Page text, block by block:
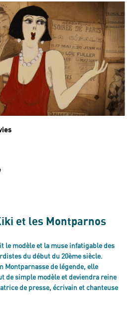
et les Montparnos
le modèle et la muse infatigable des
du début du 20ème siècle.
Montparnasse de légende, elle
de simple modèle et deviendra reine
de presse, écrivain et chanteuse